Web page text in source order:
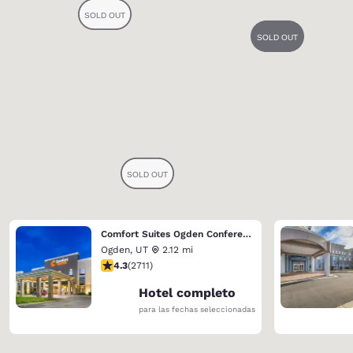
Comfort Suites Ogden Conference Center
Ogden, UT
2.12 mi
calificación de 4.29 estrellas. Excelente. 2711 reseñas
4.3(2711)
Hotel completo
para las fechas seleccionadas